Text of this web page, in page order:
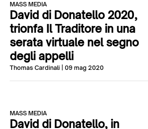
Chi siamo
Contatti
MASS MEDIA
David di Donatello 2020,
trionfa Il Traditore in una
serata virtuale nel segno
degli appelli
Thomas Cardinali | 09 mag 2020
MASS MEDIA
David di Donatello, in